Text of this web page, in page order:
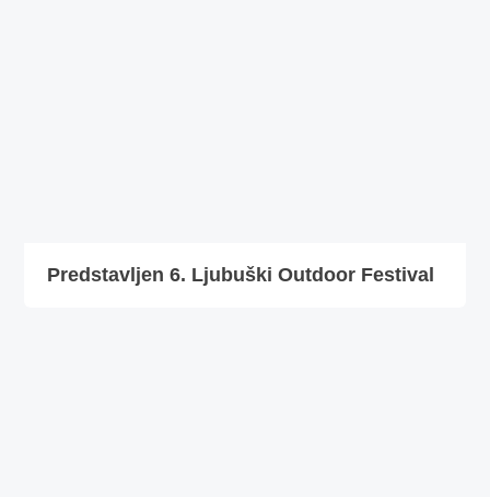
Predstavljen 6. Ljubuški Outdoor Festival